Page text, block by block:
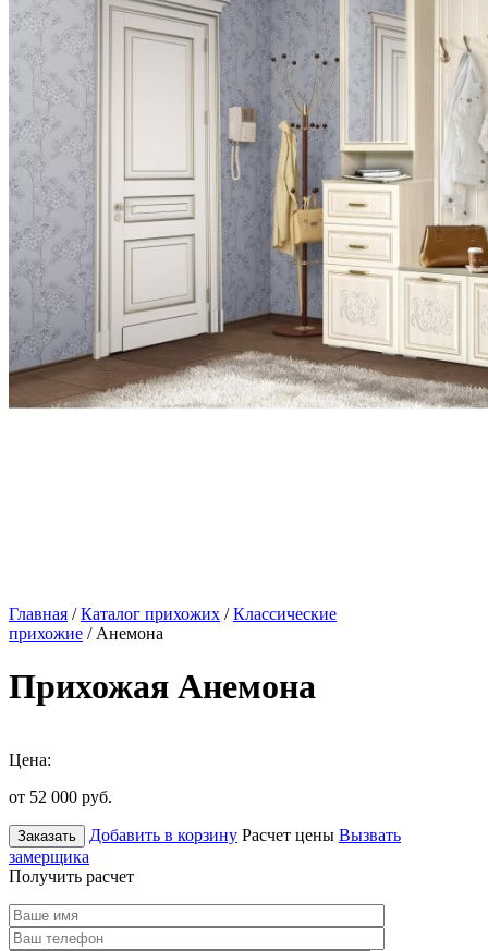
Главная /Каталог прихожих /Классические
прихожие / Анемона
Прихожая Анемона
Цена:
от 52 000 руб.
Заказать Добавить в корзину Расчет цены Вызвать
замерщика
Получить расчет